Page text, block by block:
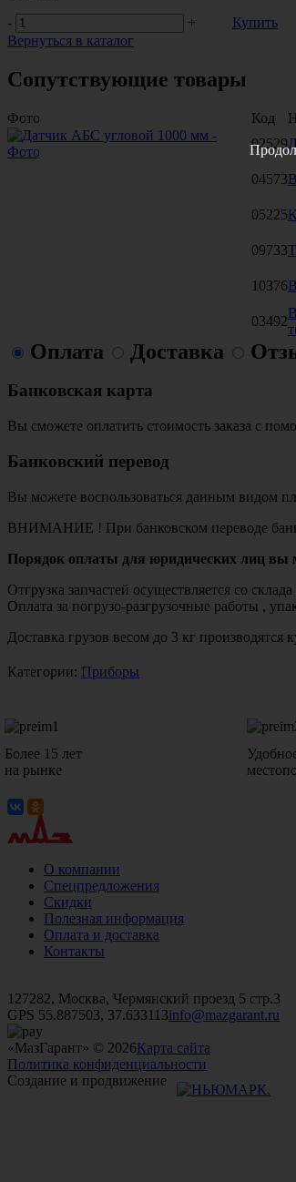
-
+
Купить
Вернуться в каталог
Сопутствующие товары
Фото Код
02529
04573
05225
09733
10376
03492
Оплата Доставка
Банковская карта
Вы сможете оплатить стоимость заказа с
Банковский перевод
Вы можете воспользоваться данным видом
ВНИМАНИЕ ! При банковском переводе банк
Порядок оплаты для юридических лиц вы
Отгрузка запчастей осуществляется со
Оплата за погрузо-разгрузочные работы ,
Доставка грузов весом до 3 кг
Категории: Приборы
Более 15 лет
на рынке
О компании
Спецпредложения
Скидки
Полезная информация
Оплата и доставка
Контакты
127282, Москва, Чермянский проезд 5 стр.3
GPS 55.887503, 37.633113info@mazgarant.ru
«МазГарант» © 2026Карта сайта
Политика конфиденциальности
Создание и продвижение